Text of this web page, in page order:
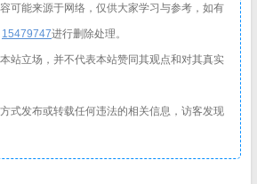
可能来源于网络，仅供大家学习与参考，如有
1 5479747进行删除处理。
站立场，并不代表本站赞同其观点和对其真实
式发布或转载任何违法的相关信息，访客发现